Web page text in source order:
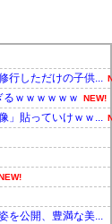
行しただけの子供...
ｗｗｗｗｗｗ NEW!
」貼っていけｗｗ...
を公開、豊満な美...